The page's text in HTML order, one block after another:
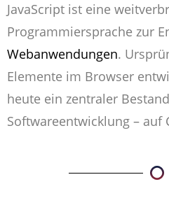
JavaScript ist eine
Programmiersprache zur
Webanwendungen.
Elemente im Browser
heute ein zentraler
Softwareentwicklung – auf